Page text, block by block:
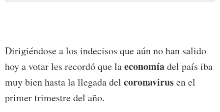
Dirigiéndose a los indecisos que aún no han salido
hoy a votar les recordó que laeconomíadel país iba
muy bien hasta la llegada del coronavirusen el
primer trimestre del año.